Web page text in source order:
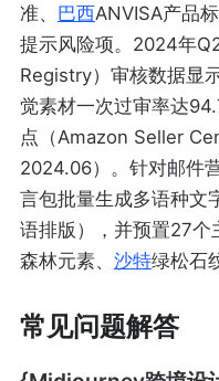
准、 巴西ANVISA产品
提示风险项。2024年
Registry）审核数据显
觉素材一次过审率达
点（Amazon Seller
2024.06）。针对邮件
言包批量生成多语种文
语排版），并预置27个
森林元素、 沙特绿松石
常见问题解答